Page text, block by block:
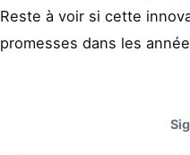
Reste à voir si cette
promesses dans les